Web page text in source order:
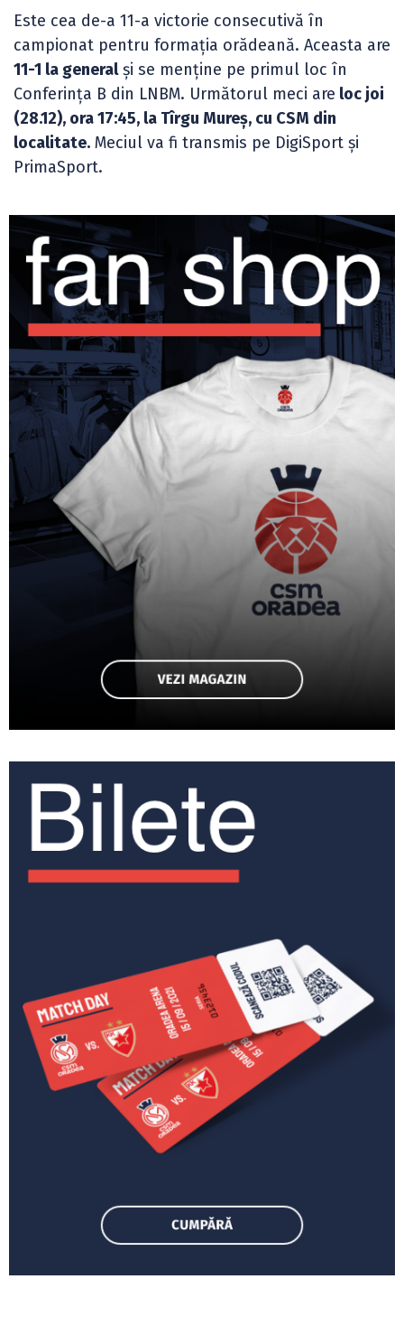
Este cea de-a 11-a victorie consecutivă în
campionat pentru formația orădeană. Aceasta are
11-1 la generalși se menține pe primul loc în
Conferința B din LNBM. Următorul meci are loc joi
(28.12), ora 17:45, la Tîrgu Mureș, cu CSM din
localitate. Meciul va fi transmis pe DigiSport și
PrimaSport.